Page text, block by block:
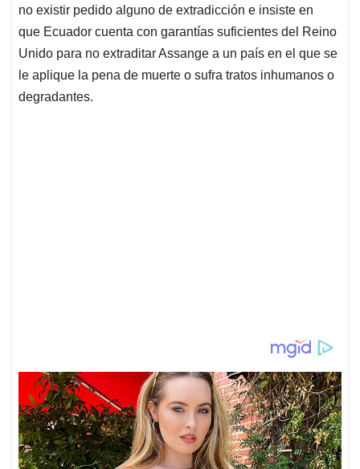
no existir pedido alguno de extradicción e insiste en
que Ecuador cuenta con garantías suficientes del Reino
Unido para no extraditar Assange a un país en el que se
le aplique la pena de muerte o sufra tratos inhumanos o
degradantes.